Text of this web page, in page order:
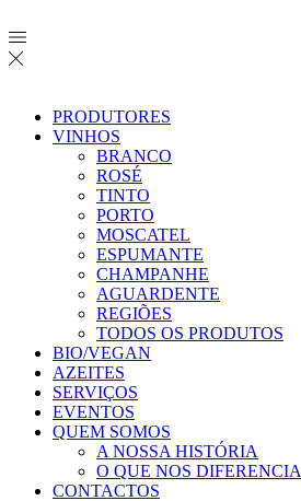
PRODUTORES
VINHOS
BRANCO
ROSÉ
TINTO
PORTO
MOSCATEL
ESPUMANTE
CHAMPANHE
AGUARDENTE
REGIÕES
TODOS OS PRODUTOS
BIO/VEGAN
AZEITES
SERVIÇOS
EVENTOS
QUEM SOMOS
A NOSSA HISTÓRIA
O QUE NOS DIFERENCIA
CONTACTOS